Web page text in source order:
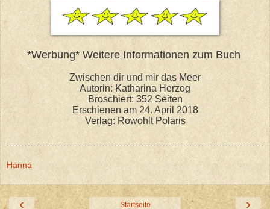
*Werbung* Weitere Informationen zum Buch
Zwischen dir und mir das Meer
Autorin: Katharina Herzog
Broschiert: 352 Seiten
Erschienen am 24. April 2018
Verlag: Rowohlt Polaris
Hanna
‹ ›
Startseite